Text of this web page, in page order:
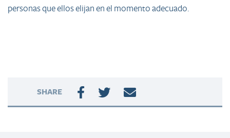
personas que ellos elijan en el momento adecuado.
SHARE